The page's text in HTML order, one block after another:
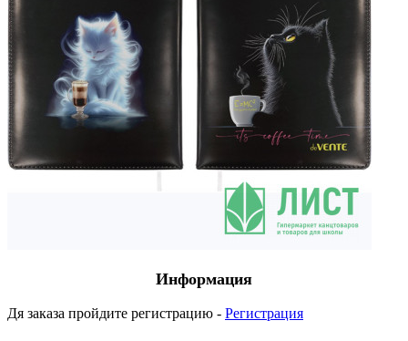
Информация
Дя заказа пройдите регистрацию - Регистрация